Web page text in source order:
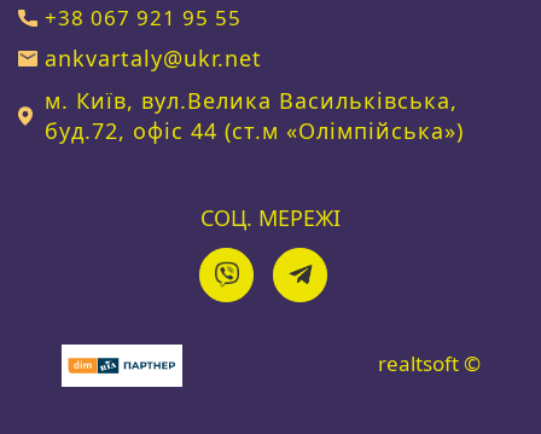
+38 067 921 95 55
ankvartaly@ukr.net
м. Київ, вул.Велика Васильківська,
буд.72, офіс 44 (ст.м «Олімпійська»)
СОЦ. МЕРЕЖІ
realtsoft ©